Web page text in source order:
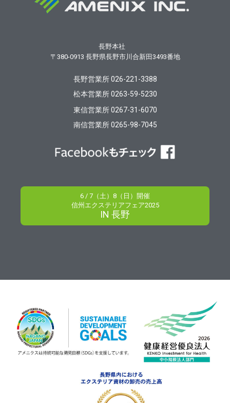
長野本社
〒380-0913 長野県長野市川合新田3493番地
長野営業所 026-221-3388
松本営業所 0263-59-5230
東信営業所 0267-31-6070
南信営業所 0265-98-7045
6 / 7（土）8（日）開催
信州エクステリアフェア2025
IN 長野